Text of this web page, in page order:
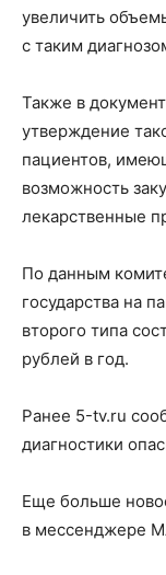
увеличить
с таким
Также в
утверждение
пациентов,
возможность
лекарственные
По данным
государства на
второго типа
рублей в год.
Ранее 5-tv.ru
диагностики
Еще больше
в мессенджере